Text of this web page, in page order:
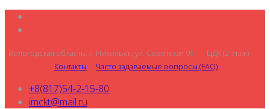
Вологодская область, г. Никольск, ул. Советская 91 ЦДК (2 этаж)
Контакты
Часто задаваемые вопросы (FAQ)
+8(817)54-2-15-80
imckt@mail.ru